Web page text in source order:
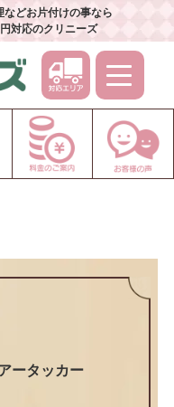
どお片付けの事なら
対応のクリニーズ
ータッカー